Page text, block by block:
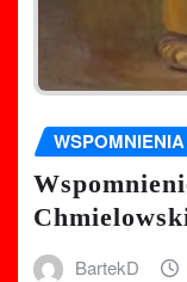
WSPOMNIENIA
BartekD